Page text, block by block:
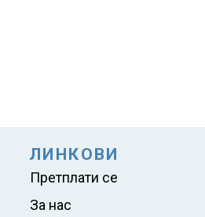
ЛИНКОВИ
Претплати се
За нас